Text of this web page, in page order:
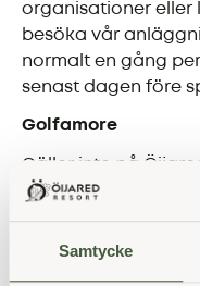
Samtycke
organisationer eller
besöka vår
normalt en gång
senast dagen före
Golfamore
Gäller inte på
Hcpgränser för